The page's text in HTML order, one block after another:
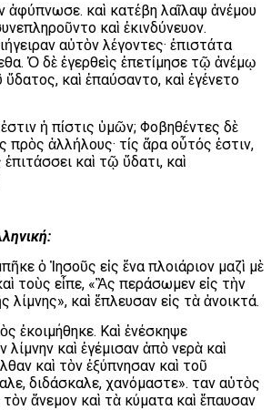
καὶ κατέβη λαῖλαψ ἀνέμου
καὶ ἐκινδύνευον.
αὐτὸν λέγοντες· ἐπιστάτα
Ὁ δὲ ἐγερθεὶς ἐπετίμησε τῷ ἀνέμῳ
καὶ ἐπαύσαντο, καὶ ἐγένετο
ἐστιν ἡ πίστις ὑμῶν; Φοβηθέντες δὲ
πρὸς ἀλλήλους· τίς ἄρα οὗτός ἐστιν,
ἐπιτάσσει καὶ τῷ ὕδατι, καὶ
ὁ Ἰησοῦς εἰς ἕνα πλοιάριον μαζὶ μὲ
τοὺς εἶπε, «Ἂς περάσωμεν εἰς τὴν
λίμνης», καὶ ἔπλευσαν εἰς τὰ ἀνοικτά.
ἐκοιμήθηκε. Καὶ ἐνέσκηψε
λίμνην καὶ ἐγέμισαν ἀπὸ νερὰ καὶ
καὶ τὸν ἐξύπνησαν καὶ τοῦ
διδάσκαλε, χανόμαστε». Ὅταν αὐτὸς
ἄνεμον καὶ τὰ κύματα καὶ ἔπαυσαν